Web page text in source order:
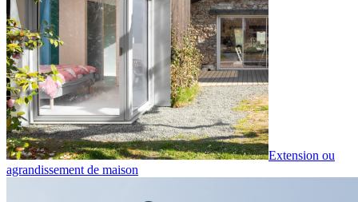
Extension ou
agrandissement de maison